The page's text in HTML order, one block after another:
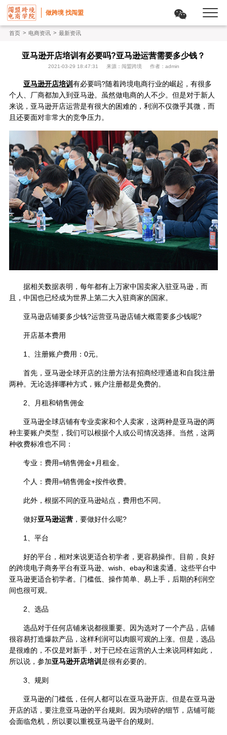
做跨境 找闯盟
首页 > 电商资讯 > 最新资讯
亚马逊开店培训有必要吗?亚马逊运营需要多少钱？
2021-03-29 18:47:31 来源：闯盟跨境 作者：admin
亚马逊开店培训 有必要吗?随着跨境电商行业的崛起，有很多
个人、厂商都加入到亚马逊。虽然做电商的人不少。但是对于新人
来说，亚马逊开店运营是有很大的困难的，利润不仅微乎其微，而
且还要面对非常大的竞争压力。
据相关数据表明，每年都有上万家中国卖家入驻亚马逊，而
且，中国也已经成为世界上第二大入驻商家的国家。
亚马逊店铺要多少钱?运营亚马逊店铺大概需要多少钱呢?
开店基本费用
1、注册账户费用：0元。
首先，亚马逊全球开店的注册方法有招商经理通道和自我注册
两种。无论选择哪种方式，账户注册都是免费的。
2、月租和销售佣金
亚马逊全球店铺有专业卖家和个人卖家，这两种是亚马逊的两
种主要账户类型，我们可以根据个人或公司情况选择。当然，这两
种收费标准也不同：
专业：费用=销售佣金+月租金。
个人：费用=销售佣金+按件收费。
此外，根据不同的亚马逊站点，费用也不同。
做好亚马逊运营，要做好什么呢?
1、平台
好的平台，相对来说更适合初学者，更容易操作。目前，良好
的跨境电子商务平台有亚马逊、wish、ebay和速卖通。这些平台中
亚马逊更适合初学者。门槛低、操作简单、易上手，后期的利润空
间也很可观。
2、选品
选品对于任何店铺来说都很重要。因为选对了一个产品，店铺
很容易打造爆款产品，这样利润可以肉眼可观的上涨。但是，选品
是很难的，不仅是对新手，对于已经在运营的人士来说同样如此，
所以说，参加亚马逊开店培训 是很有必要的。
3、规则
亚马逊的门槛低，任何人都可以在亚马逊开店。但是在亚马逊
开店的话，要注意亚马逊的平台规则。因为琐碎的细节，店铺可能
会面临危机，所以要以重视亚马逊平台的规则。